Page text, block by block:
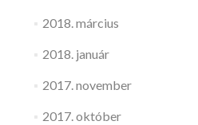
2018. március
2018. január
2017. november
2017. október